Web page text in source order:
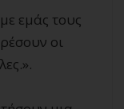
εμάς τους
οι